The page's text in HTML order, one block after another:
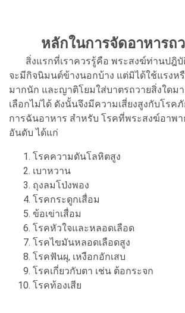
หลักในการจัดอาหารถ
สิ่งแรกที่เราควรรู้คือ พระสงฆ์ท่านปฎิบั
จะมีกิจนิมนต์ข้างนอกบ้าง แต่มิได้ใช้แรงห
มากนัก และญาติโยมใส่บาตรถวายสิ่งใดม
เลือกไม่ได้ ดังนั้นจึงมีความเสี่ยงสูงกับโรค
การฉันอาหาร สำหรับ โรคที่พระสงฆ์อาพ
อันดับ ได้แก่
โรคความดันโลหิตสูง
เบาหวาน
ถุงลมโป่งพอง
โรคกระดูกเสื่อม
ข้อเข่าเสื่อม
โรคหัวใจและหลอดเลือด
โรคไขมันหลอดเลือดสูง
โรคฟันผุ, เหงือกอักเสบ
โรคเกี่ยวกับตา เช่น ต้อกระจก
โรคท้องเสีย